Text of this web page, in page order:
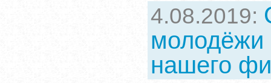
4.08.2019:
молодёжи
нашего